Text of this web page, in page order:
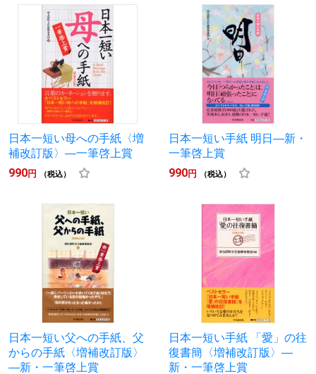
日本一短い母への手紙〈増
補改訂版〉―一筆啓上賞
990円 （税込）
日本一短い手紙 明日―新・
一筆啓上賞
990円 （税込）
日本一短い父への手紙、父
からの手紙〈増補改訂版〉
―新・一筆啓上賞
日本一短い手紙 「愛」の往
復書簡〈増補改訂版〉―
新・一筆啓上賞